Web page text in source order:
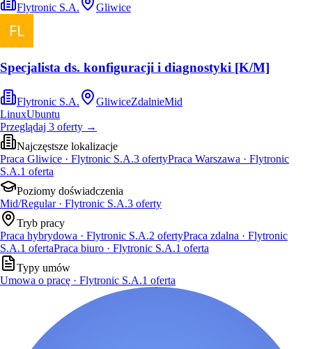
Flytronic S.A. Gliwice
Specjalista ds. konfiguracji i diagnostyki [K/M]
Flytronic S.A. GliwiceZdalnieMid
LinuxUbuntu
Przeglądaj 3 oferty →
Najczęstsze lokalizacje
Praca Gliwice · Flytronic S.A.3 ofertyPraca Warszawa · Flytronic
S.A.1 oferta
Poziomy doświadczenia
Mid/Regular · Flytronic S.A.3 oferty
Tryb pracy
Praca hybrydowa · Flytronic S.A.2 ofertyPraca zdalna · Flytronic
S.A.1 ofertaPraca biuro · Flytronic S.A.1 oferta
Typy umów
Umowa o pracę · Flytronic S.A.1 oferta